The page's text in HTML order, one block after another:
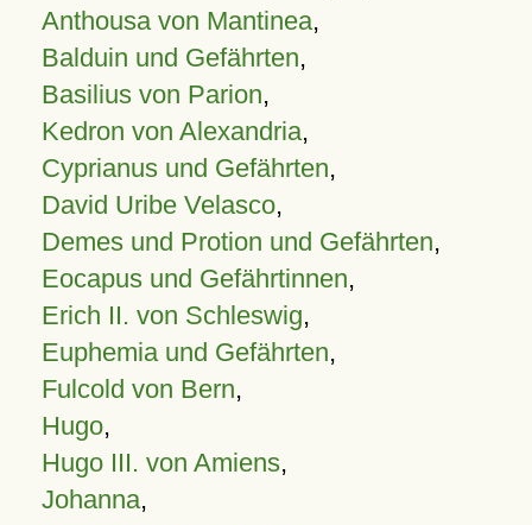
Anthousa von Mantinea,
Balduin und Gefährten,
Basilius von Parion,
Kedron von Alexandria,
Cyprianus und Gefährten,
David Uribe Velasco,
Demes und Protion und Gefährten,
Eocapus und Gefährtinnen,
Erich II. von Schleswig,
Euphemia und Gefährten,
Fulcold von Bern,
Hugo,
Hugo III. von Amiens,
Johanna,